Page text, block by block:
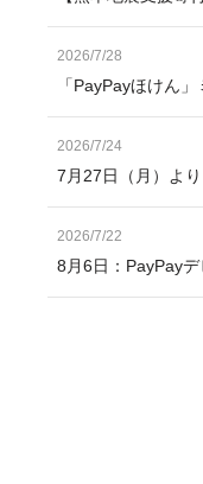
2026/7/28
「PayPayほけん
2026/7/24
7月27日（月）よ
2026/7/22
8月6日：PayPay